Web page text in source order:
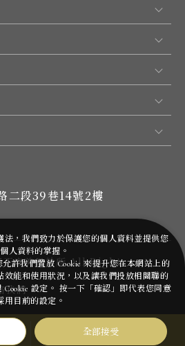
二段39巷14號2樓
正宏美學診所 All Rights
我們
法，我們致力於保護您的個人資料並提供您
人資料的掌握。
許我們置放 Cookie 來提升您在本網站上的
效能和使用狀況，以及讓我們投放相關聯的
設定。 按一下「確認」即代表您同意
用目前的設定。
全部接受